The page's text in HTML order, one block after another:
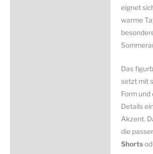
eignet
warme
Das
setzt mit
Form
Details
Akzent.
die
Shorts